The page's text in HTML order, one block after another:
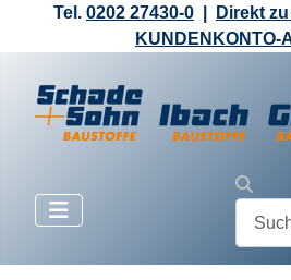
Tel. 0202 27430-0 Direkt
KUNDENKONTO-